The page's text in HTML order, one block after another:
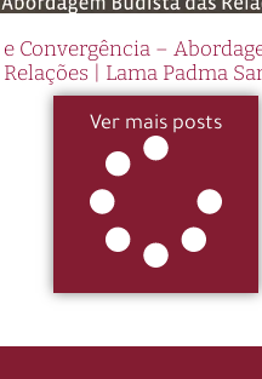
Convergência –
Relações | Lama Padma
Ver mais posts